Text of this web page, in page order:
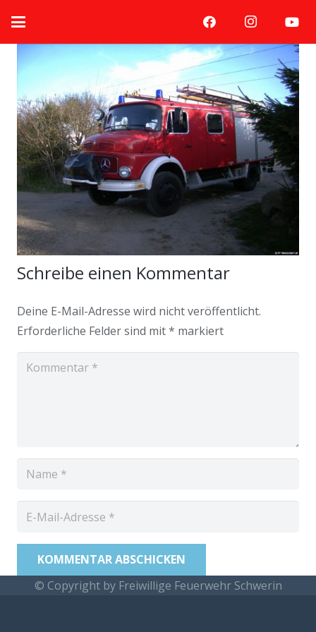
Schreibe einen Kommentar
Deine E-Mail-Adresse wird nicht veröffentlicht.
Erforderliche Felder sind mit* markiert
KOMMENTAR ABSCHICKEN
© Copyright by Freiwillige Feuerwehr Schwerin